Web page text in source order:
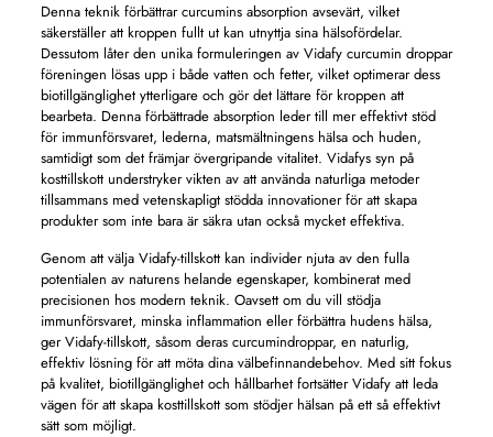
Denna teknik förbättrar curcumins absorption avsevärt, vilket
säkerställer att kroppen fullt ut kan utnyttja sina hälsofördelar.
Dessutom låter den unika formuleringen av Vidafy curcumin droppar
föreningen lösas upp i både vatten och fetter, vilket optimerar dess
biotillgänglighet ytterligare och gör det lättare för kroppen att
bearbeta. Denna förbättrade absorption leder till mer effektivt stöd
för immunförsvaret, lederna, matsmältningens hälsa och huden,
samtidigt som det främjar övergripande vitalitet. Vidafys syn på
kosttillskott understryker vikten av att använda naturliga metoder
tillsammans med vetenskapligt stödda innovationer för att skapa
produkter som inte bara är säkra utan också mycket effektiva.
Genom att välja Vidafy-tillskott kan individer njuta av den fulla
potentialen av naturens helande egenskaper, kombinerat med
precisionen hos modern teknik. Oavsett om du vill stödja
immunförsvaret, minska inflammation eller förbättra hudens hälsa,
ger Vidafy-tillskott, såsom deras curcumindroppar, en naturlig,
effektiv lösning för att möta dina välbefinnandebehov. Med sitt fokus
på kvalitet, biotillgänglighet och hållbarhet fortsätter Vidafy att leda
vägen för att skapa kosttillskott som stödjer hälsan på ett så effektivt
sätt som möjligt.